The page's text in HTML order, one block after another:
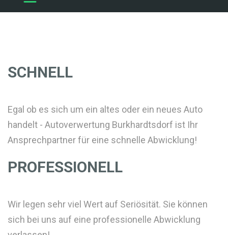
SCHNELL
Egal ob es sich um ein altes oder ein neues Auto
handelt - Autoverwertung Burkhardtsdorf ist Ihr
Ansprechpartner für eine schnelle Abwicklung!
PROFESSIONELL
Wir legen sehr viel Wert auf Seriösität. Sie können
sich bei uns auf eine professionelle Abwicklung